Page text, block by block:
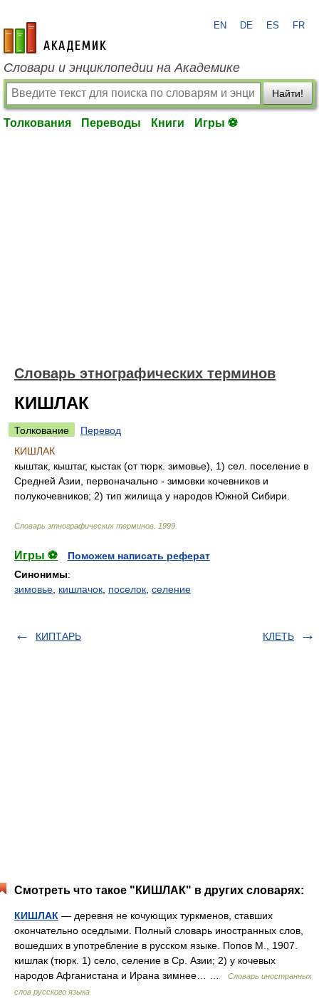
academic.ru
EN DE ES FR
Словари и энциклопедии на Академике
Найти!
Толкования Переводы Книги Игры ⚽
Словарь этнографических терминов
КИШЛАК
Толкование
Перевод
КИШЛАК
кыштак, кыштаг, кыстак (от тюрк. зимовье), 1) сел. поселение в
Средней Азии, первоначально - зимовки кочевников и
полукочевников; 2) тип жилища у народов Южной Сибири.
Словарь этнографических терминов 1999
Игры ⚽
Поможем написать реферат
Синонимы:
зимовье кишлачок поселок селение
КИПТАРЬ КЛЕТЬ
Смотреть что такое "КИШЛАК" в других словарях:
КИШЛАК — деревня не кочующих туркменов, ставших
окончательно оседлыми. Полный словарь иностранных слов,
вошедших в употребление в русском языке. Попов М., 1907.
кишлак (тюрк. 1) село, селение в Ср. Азии; 2) у кочевых
народов Афганистана и Ирана зимнее… …
Словарь иностранных
слов русского языка